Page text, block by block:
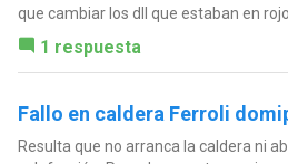
que cambiar los dll que estaban en
1 respuesta
Fallo en caldera Ferroli
Resulta que no arranca la caldera ni